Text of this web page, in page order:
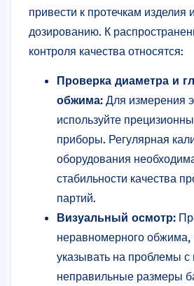
привести к протечкам
дозированию. К
контроля качества относятся:
Проверка диаметра и
обжима: Для измерения
используйте
приборы. Регулярная
оборудования
стабильности качества
партий.
Визуальный осмотр:
неравномерного обжима,
указывать на проблемы с
неправильные размеры